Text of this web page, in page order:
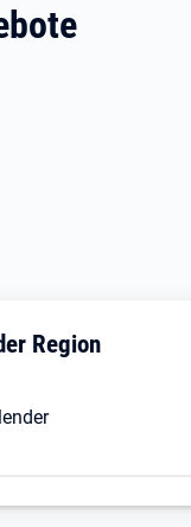
Region